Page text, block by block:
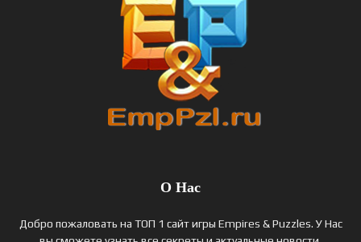
О Нас
Добро пожаловать на ТОП 1 сайт игры Empires & Puzzles. У Нас